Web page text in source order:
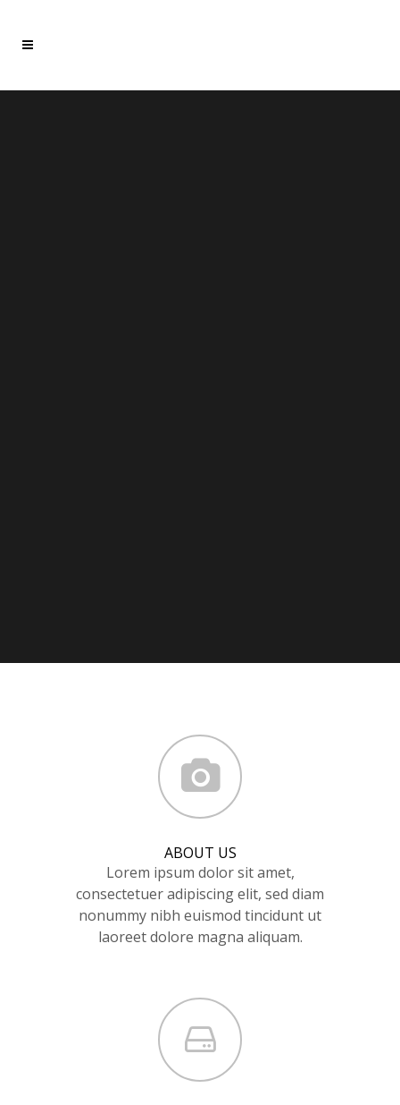
ABOUT US
Lorem ipsum dolor sit amet,
consectetuer adipiscing elit, sed diam
nonummy nibh euismod tincidunt ut
laoreet dolore magna aliquam.